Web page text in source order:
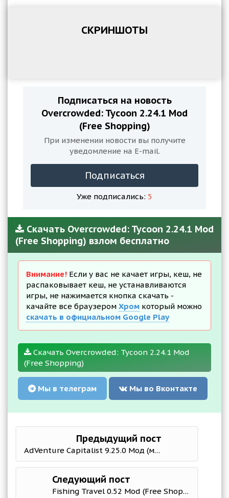
СКРИНШОТЫ
Подписаться на новость
Overcrowded: Tycoon 2.24.1 Mod
(Free Shopping)
При изменении новости вы получите
уведомление на E-mail.
Подписаться
Уже подписались: 5
Скачать Overcrowded: Tycoon 2.24.1 Mod
(Free Shopping) взлом бесплатно
Внимание! Если у вас не качает игры, кеш, не
распаковывает кеш, не устанавливаются
игры, не нажимается кнопка скачать -
качайте все браузером Хром который можно
скачать в официальном Google Play
Скачать Overcrowded: Tycoon 2.24.1 Mod
(Free Shopping)
Мы в телеграм Мы во Вконтакте
Предыдущий пост
AdVenture Capitalist 9.25.0 Мод (много денег)
Следующий пост
Fishing Travel 0.52 Mod (Free Shopping)